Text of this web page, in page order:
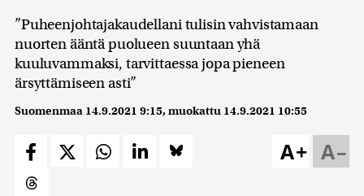
”Puheenjohtajakaudellani tulisin vahvistamaan
nuorten ääntä puolueen suuntaan yhä
kuuluvammaksi, tarvittaessa jopa pieneen
ärsyttämiseen asti”
Suomenmaa 14.9.2021 9:15, muokattu 14.9.2021 10:55
A–
A+